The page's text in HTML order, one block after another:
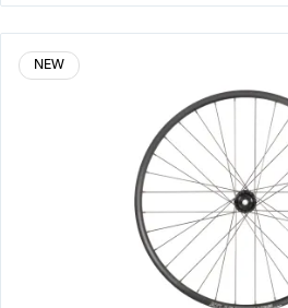
NEW